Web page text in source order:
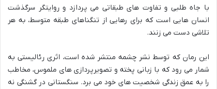
با جاه طلبی و تفاوت های طبقاتی می پردازد و روایتگر سرگذشت
انسان هایی است که برای رهایی از تنگناهای طبقه متوسط، به هر
تلاشی دست می زنند.
این رمان که توسط نشر چشمه منتشر شده است، اثری رئالیستی به
شمار می رود که با زبانی پخته و تصویرپردازی های ملموس، مخاطب
را به عمق زندگی شخصیت های خود می برد. سنگستانی در گشنگی نه